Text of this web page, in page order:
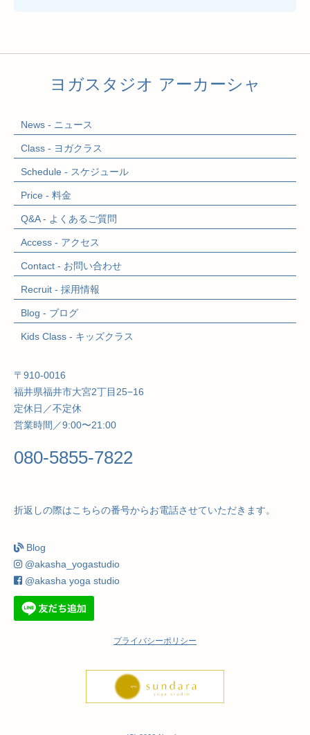
ヨガスタジオ アーカーシャ
News - ニュース
Class - ヨガクラス
Schedule - スケジュール
Price - 料金
Q&A - よくあるご質問
Access - アクセス
Contact - お問い合わせ
Recruit - 採用情報
Blog - ブログ
Kids Class - キッズクラス
〒910-0016
福井県福井市大宮2丁目25−16
定休日／不定休
営業時間／9:00〜21:00
080-5855-7822
折返しの際はこちらの番号からお電話させていただきます。
Blog
@akasha_yogastudio
@akasha yoga studio
プライバシーポリシー